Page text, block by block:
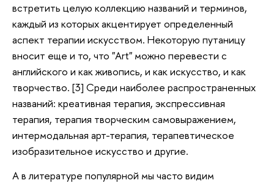
встретить целую коллекцию названий и терминов,
каждый из которых акцентирует определенный
аспект терапии искусством. Некоторую путаницу
вносит еще и то, что "Art" можно перевести с
английского и как живопись, и как искусство, и как
творчество. [3] Среди наиболее распространенных
названий: креативная терапия, экспрессивная
терапия, терапия творческим самовыражением,
интермодальная арт-терапия, терапевтическое
изобразительное искусство и другие.
А в литературе популярной мы часто видим